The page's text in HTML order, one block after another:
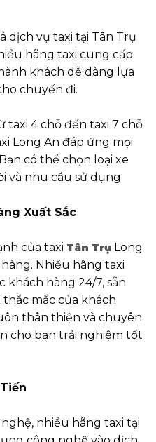
dịch vụ taxi tại Tân Trụ
hãng taxi cung cấp
khách dễ dàng lựa
chuyến đi.
taxi 4 chỗ đến taxi 7 chỗ
Long An đáp ứng mọi
có thể chọn loại xe
và nhu cầu sử dụng.
Xuất Sắc
của taxi Tân Trụ Long
Nhiều hãng taxi
khách hàng 24/7, sẵn
thắc mắc của khách
thân thiện và chuyên
cho bạn trải nghiệm tốt
nhiều hãng taxi tại